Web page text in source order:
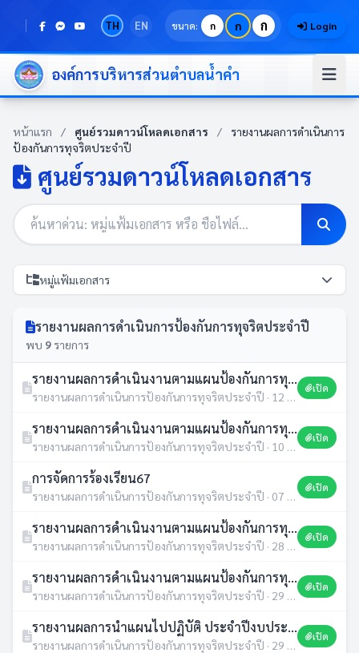
TH EN ขนาด: ก ก ก Login
องค์การบริหารส่วนตำบลน้ำคำ
หน้าแรก / ศูนย์รวมดาวน์โหลดเอกสาร /
รายงานผลการดำเนินการ
ป้องกันการทุจริตประจำปี
ศูนย์รวมดาวน์โหลดเอกสาร
หมู่แฟ้มเอกสาร
รายงานผลการดำเนินการป้องกันการทุจริตประจำปี
พบ 9 รายการ
รายงานผลการดำเนินงานตามแผนป้องกันการทุจริตประจำปี 2568
รายงานผลการดำเนินการป้องกันการทุจริตประจำปี · 12 พ.ค. 2569 · 30 ดาวน์โหลด
เปิด
รายงานผลการดำเนินงานตามแผนป้องกันการทุจริตประจำปี 2567
รายงานผลการดำเนินการป้องกันการทุจริตประจำปี · 10 มี.ค. 2568 · 166 ดาวน์โหลด
เปิด
การจัดการร้องเรียน67
รายงานผลการดำเนินการป้องกันการทุจริตประจำปี · 07 ก.พ. 2568 · 180 ดาวน์โหลด
เปิด
รายงานผลการดำเนินงานตามแผนป้องกันการทุจริต พ.ศ. 2566 รอบ12เดือน
รายงานผลการดำเนินการป้องกันการทุจริตประจำปี · 28 ก.พ. 2567 · 348 ดาวน์โหลด
เปิด
รายงานผลการดำเนินงานตามแผนป้องกันการทุจริต พ.ศ. 2565 รอบ12เดือน
รายงานผลการดำเนินการป้องกันการทุจริตประจำปี · 29 เม.ย. 2566 · 294 ดาวน์โหลด
เปิด
รายงานผลการนำแผนไปปฏิบัติ ประจำปีงบประมาณ 2565 รอบ 12 เดือน
รายงานผลการดำเนินการป้องกันการทุจริตประจำปี · 29 เม.ย. 2566 · 270 ดาวน์โหลด
เปิด